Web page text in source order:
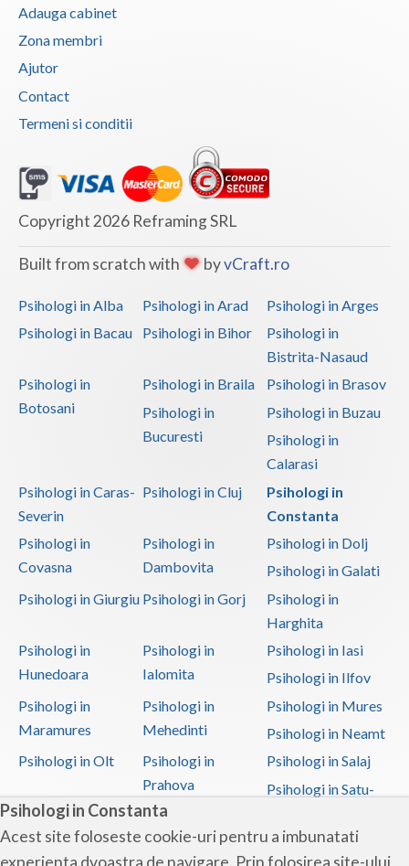
Psihologi in Constanta
Acest site foloseste cookie-uri pentru a imbunatati
experienta dvoastra de navigare. Prin folosirea site-ului
Adauga cabinet
Zona membri
Ajutor
Contact
Termeni si conditii
Copyright 2026 Reframing SRL
Built from scratch with byvCraft.ro
Psihologi in Alba Psihologi in Arad
Psihologi in Arges
Psihologi in Bacau
Psihologi in Bihor
Psihologi in
Bistrita-Nasaud
Psihologi in
Botosani
Psihologi in Braila
Psihologi in Brasov
Psihologi in
Bucuresti
Psihologi in Buzau
Psihologi in
Calarasi
Psihologi in Caras-
Severin
Psihologi in Cluj
Psihologi in
Constanta
Psihologi in
Covasna
Psihologi in
Dambovita
Psihologi in Dolj
Psihologi in Galati
Psihologi in Giurgiu Psihologi in Gorj
Psihologi in
Harghita
Psihologi in
Hunedoara
Psihologi in
Ialomita
Psihologi in Iasi
Psihologi in Ilfov
Psihologi in
Maramures
Psihologi in
Mehedinti
Psihologi in Mures
Psihologi in Neamt
Psihologi in Olt
Psihologi in
Prahova
Psihologi in Salaj
Psihologi in Satu-
Psihologi in Sibiu
Psihologi in
Psihologi in